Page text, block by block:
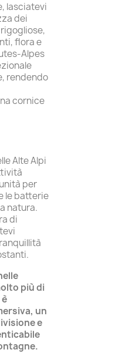
lasciatevi
dei
flora e
Alpes
rendendo
cornice
Alte Alpi
per
le batterie
natura.
di
più di
un
e